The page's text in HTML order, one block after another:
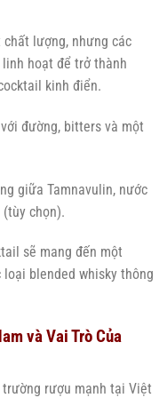
lượng, nhưng các
hoạt để trở thành
kinh điển.
đường, bitters và một
giữa Tamnavulin, nước
chọn).
sẽ mang đến một
blended whisky thông
và Vai Trò Của
rượu mạnh tại Việt